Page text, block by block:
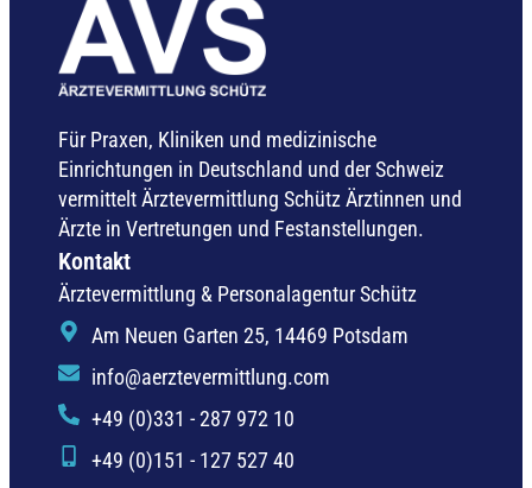
Für Praxen, Kliniken und medizinische
Einrichtungen in Deutschland und der Schweiz
vermittelt Ärztevermittlung Schütz Ärztinnen und
Ärzte in Vertretungen und Festanstellungen.
Kontakt
Ärztevermittlung & Personalagentur Schütz
Am Neuen Garten 25, 14469 Potsdam
info@aerztevermittlung.com
+49 (0)331 - 287 972 10
+49 (0)151 - 127 527 40